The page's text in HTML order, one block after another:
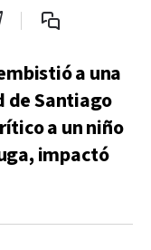
a una
de Santiago
a un niño
impactó